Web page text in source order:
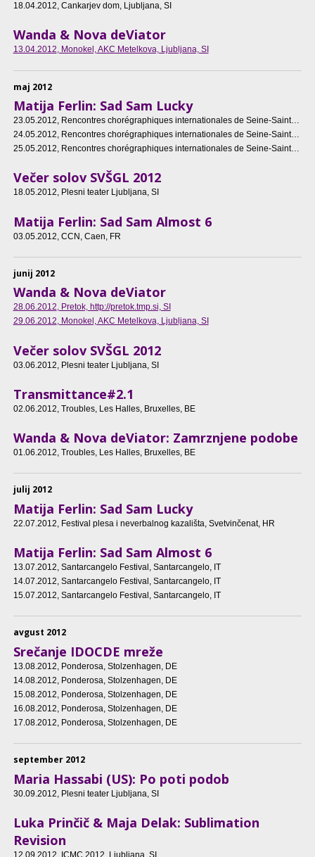
18.04.2012, Cankarjev dom, Ljubljana, SI
Wanda & Nova deViator
13.04.2012, Monokel, AKC Metelkova, Ljubljana, SI
maj 2012
Matija Ferlin: Sad Sam Lucky
23.05.2012, Rencontres chorégraphiques internationales de Seine-Saint-Denis, Paris, FR
24.05.2012, Rencontres chorégraphiques internationales de Seine-Saint-Denis, Paris, FR
25.05.2012, Rencontres chorégraphiques internationales de Seine-Saint-Denis, Paris, FR
Večer solov SVŠGL 2012
18.05.2012, Plesni teater Ljubljana, SI
Matija Ferlin: Sad Sam Almost 6
03.05.2012 , CCN, Caen, FR
junij 2012
Wanda & Nova deViator
28.06.2012, Pretok, http://pretok.tmp.si, SI
29.06.2012, Monokel, AKC Metelkova, Ljubljana, SI
Večer solov SVŠGL 2012
03.06.2012 , Plesni teater Ljubljana, SI
Transmittance#2.1
02.06.2012 , Troubles, Les Halles, Bruxelles, BE
Wanda & Nova deViator: Zamrznjene podobe
01.06.2012, Troubles, Les Halles, Bruxelles, BE
julij 2012
Matija Ferlin: Sad Sam Lucky
22.07.2012 , Festival plesa i neverbalnog kazališta, Svetvinčenat, HR
Matija Ferlin: Sad Sam Almost 6
13.07.2012, Santarcangelo Festival, Santarcangelo, IT
14.07.2012, Santarcangelo Festival, Santarcangelo, IT
15.07.2012, Santarcangelo Festival, Santarcangelo, IT
avgust 2012
Srečanje IDOCDE mreže
13.08.2012 , Ponderosa, Stolzenhagen, DE
14.08.2012 , Ponderosa, Stolzenhagen, DE
15.08.2012 , Ponderosa, Stolzenhagen, DE
16.08.2012 , Ponderosa, Stolzenhagen, DE
17.08.2012 , Ponderosa, Stolzenhagen, DE
september 2012
Maria Hassabi (US): Po poti podob
30.09.2012 , Plesni teater Ljubljana, SI
Luka Prinčič & Maja Delak: Sublimation
Revision
12.09.2012 , ICMC 2012, Ljubljana, SI